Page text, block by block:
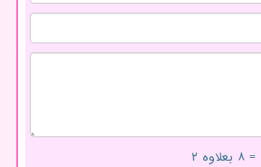
= ۸ بعلاوه ۲